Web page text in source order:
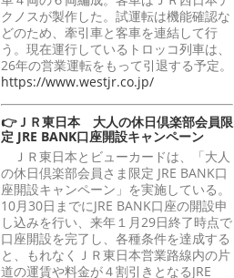
クノスが製作した。試運転は機能確認な
どのため、牽引車と客車を連結して行
う。現在運行しているトロッコ列車は、
26年の営業運転をもって引退する予定。
https://www.westjr.co.jp/
👉ＪＲ東日本 大人の休日倶楽部会員限
定 JRE BANK口座開設キャンペーン
ＪＲ東日本とビューカードは、「大人
の休日倶楽部会員さま限定 JRE BANK口
座開設キャンペーン」を実施している。
10月30日までにJRE BANK口座の開設申
し込みを行い、来年１月29日終了時点で
口座開設を完了し、各種条件を達成する
と、もれなくＪＲ東日本営業路線内の片
道の運賃や料金が４割引きとなるJRE